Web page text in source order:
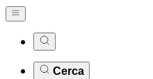
Cerca